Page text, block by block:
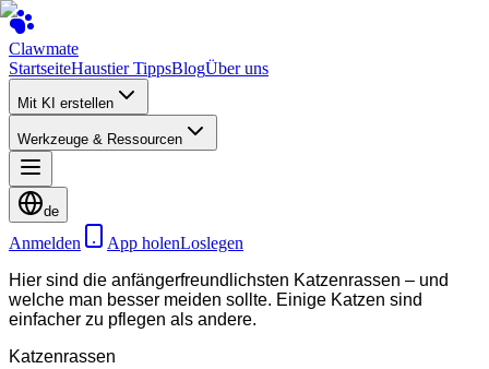
Clawmate
StartseiteHaustier TippsBlogÜber uns
Mit KI erstellen
Werkzeuge & Ressourcen
de
Anmelden App holenLoslegen
Hier sind die anfängerfreundlichsten Katzenrassen – und
welche man besser meiden sollte. Einige Katzen sind
einfacher zu pflegen als andere.
Katzenrassen